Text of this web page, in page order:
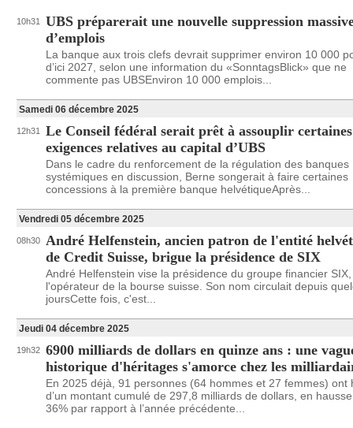
10h31
UBS préparerait une nouvelle suppression
d’emplois
La banque aux trois clefs devrait supprimer environ 10 000
d’ici 2027, selon une information du «SonntagsBlick» que ne
commente pas UBSEnviron 10 000 emplois...
Samedi 06 décembre 2025
12h31
Le Conseil fédéral serait prêt à assouplir certaines
exigences relatives au capital d’UBS
Dans le cadre du renforcement de la régulation des banques
systémiques en discussion, Berne songerait à faire certaines
concessions à la première banque helvétiqueAprès...
Vendredi 05 décembre 2025
08h30 André Helfenstein, ancien patron de l'entité
de Credit Suisse, brigue la présidence de SIX
André Helfenstein vise la présidence du groupe financier SIX,
l'opérateur de la bourse suisse. Son nom circulait depuis
joursCette fois, c'est...
Jeudi 04 décembre 2025
19h32 6900 milliards de dollars en quinze ans : une
historique d'héritages s'amorce chez les
En 2025 déjà, 91 personnes (64 hommes et 27 femmes) ont
d’un montant cumulé de 297,8 milliards de dollars, en
36% par rapport à l’année précédente...